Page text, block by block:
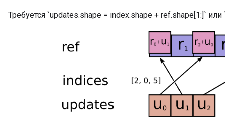
Требуется `updates.shape = index.shape + ref.shape[1:]` или